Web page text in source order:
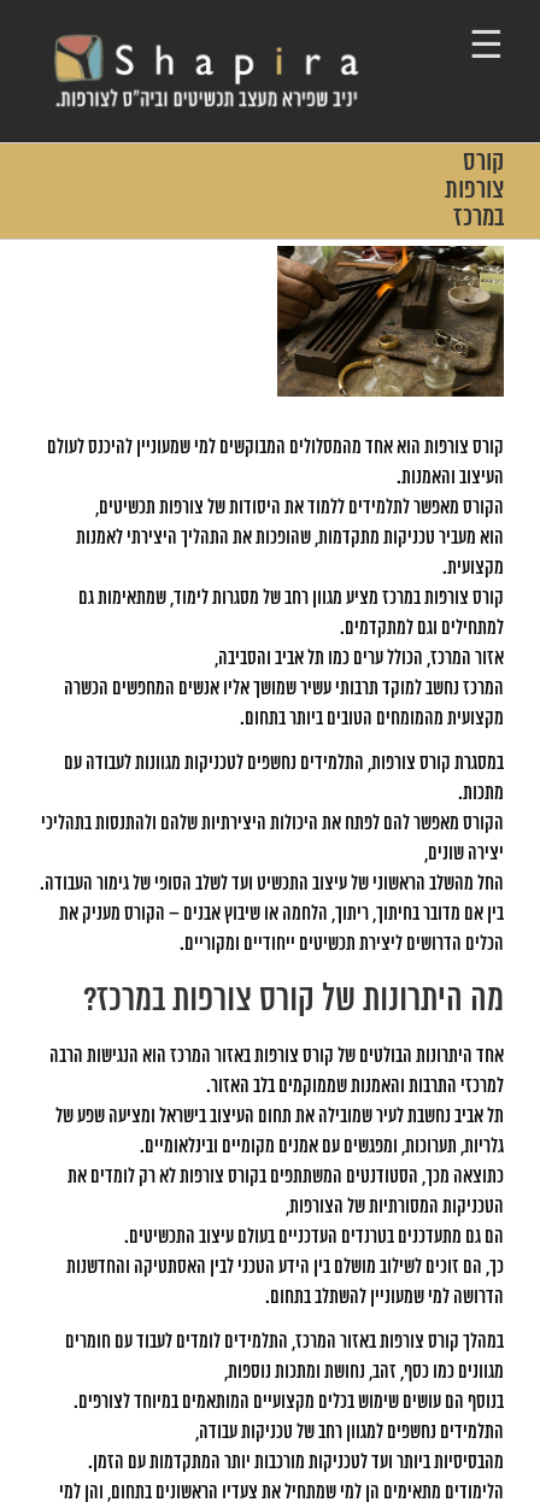
קורס
צורפות
במרכז
View
Larger
Image
קורס צורפות הוא אחד מהמסלולים המבוקשים למי שמעוניין להיכנס לעולם
העיצוב והאמנות.
הקורס מאפשר לתלמידים ללמוד את היסודות של צורפות תכשיטים,
הוא מעביר טכניקות מתקדמות, שהופכות את התהליך היצירתי לאמנות
מקצועית.
קורס צורפות במרכז מציע מגוון רחב של מסגרות לימוד, שמתאימות גם
למתחילים וגם למתקדמים.
אזור המרכז, הכולל ערים כמו תל אביב והסביבה,
המרכז נחשב למוקד תרבותי עשיר שמושך אליו אנשים המחפשים הכשרה
מקצועית מהמומחים הטובים ביותר בתחום.
במסגרת קורס צורפות, התלמידים נחשפים לטכניקות מגוונות לעבודה עם
מתכות.
הקורס מאפשר להם לפתח את היכולות היצירתיות שלהם ולהתנסות בתהליכי
יצירה שונים,
החל מהשלב הראשוני של עיצוב התכשיט ועד לשלב הסופי של גימור העבודה.
בין אם מדובר בחיתוך, ריתוך, הלחמה או שיבוץ אבנים – הקורס מעניק את
הכלים הדרושים ליצירת תכשיטים ייחודיים ומקוריים.
מה היתרונות של קורס צורפות במרכז?
אחד היתרונות הבולטים של קורס צורפות באזור המרכז הוא הנגישות הרבה
למרכזי התרבות והאמנות שממוקמים בלב האזור.
תל אביב נחשבת לעיר שמובילה את תחום העיצוב בישראל ומציעה שפע של
גלריות, תערוכות, ומפגשים עם אמנים מקומיים ובינלאומיים.
כתוצאה מכך, הסטודנטים המשתתפים בקורס צורפות לא רק לומדים את
הטכניקות המסורתיות של הצורפות,
הם גם מתעדכנים בטרנדים העדכניים בעולם עיצוב התכשיטים.
כך, הם זוכים לשילוב מושלם בין הידע הטכני לבין האסתטיקה והחדשנות
הדרושה למי שמעוניין להשתלב בתחום.
במהלך קורס צורפות באזור המרכז, התלמידים לומדים לעבוד עם חומרים
מגוונים כמו כסף, זהב, נחושת ומתכות נוספות,
בנוסף הם עושים שימוש בכלים מקצועיים המותאמים במיוחד לצורפים.
התלמידים נחשפים למגוון רחב של טכניקות עבודה,
מהבסיסיות ביותר ועד לטכניקות מורכבות יותר המתקדמות עם הזמן.
הלימודים מתאימים הן למי שמתחיל את צעדיו הראשונים בתחום, והן למי